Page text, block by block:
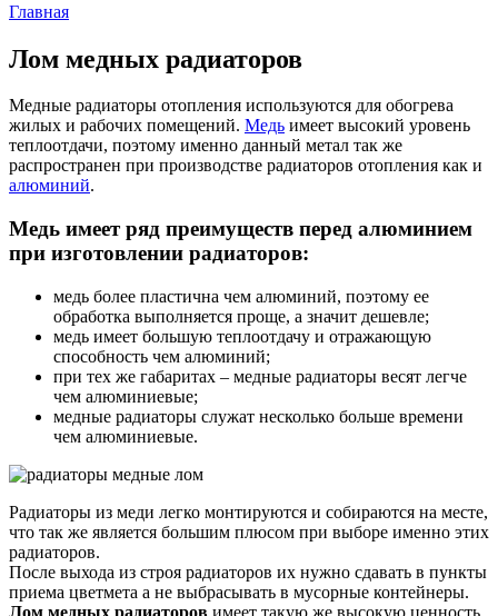
Главная
Лом медных радиаторов
Медные радиаторы отопления используются для обогрева
жилых и рабочих помещений. Медь имеет высокий уровень
теплоотдачи, поэтому именно данный метал так же
распространен при производстве радиаторов отопления как и
алюминий.
Медь имеет ряд преимуществ перед алюминием
при изготовлении радиаторов:
медь более пластична чем алюминий, поэтому ее
обработка выполняется проще, а значит дешевле;
медь имеет большую теплоотдачу и отражающую
способность чем алюминий;
при тех же габаритах – медные радиаторы весят легче
чем алюминиевые;
медные радиаторы служат несколько больше времени
чем алюминиевые.
Радиаторы из меди легко монтируются и собираются на месте,
что так же является большим плюсом при выборе именно этих
радиаторов.
После выхода из строя радиаторов их нужно сдавать в пункты
приема цветмета а не выбрасывать в мусорные контейнеры.
Лом медных радиаторов имеет такую же высокую ценность